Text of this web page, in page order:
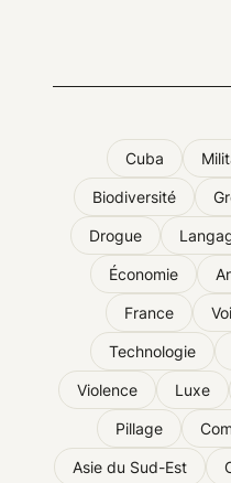
Cuba
Biodiversité
Drogue
Économie
France
Technologie
Violence Luxe
Pillage
Asie du Sud-Est